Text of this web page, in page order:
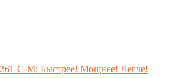
C-M: Быстрее! Мощнее! Легче!